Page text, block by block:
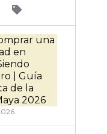
una
en
| Guía
de la
2026